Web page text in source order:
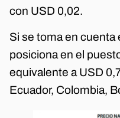
con USD 0,02.
Si se toma en cuenta
posiciona en el
equivalente a USD
Ecuador, Colombia,